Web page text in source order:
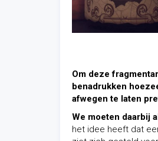
Om deze
benadrukken
afwegen te laten
We moeten daarbij
het idee heeft dat